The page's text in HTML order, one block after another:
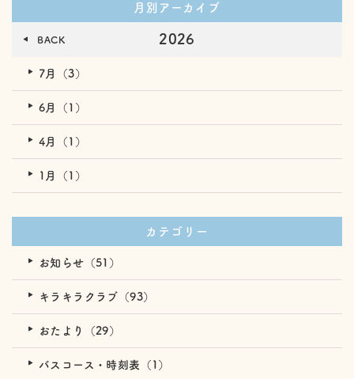
月別アーカイブ
BACK 2026
7月（3）
6月（1）
4月（1）
1月（1）
カテゴリー
お知らせ（51）
キラキラクラブ（93）
おたより（29）
バスコース・時刻表（1）